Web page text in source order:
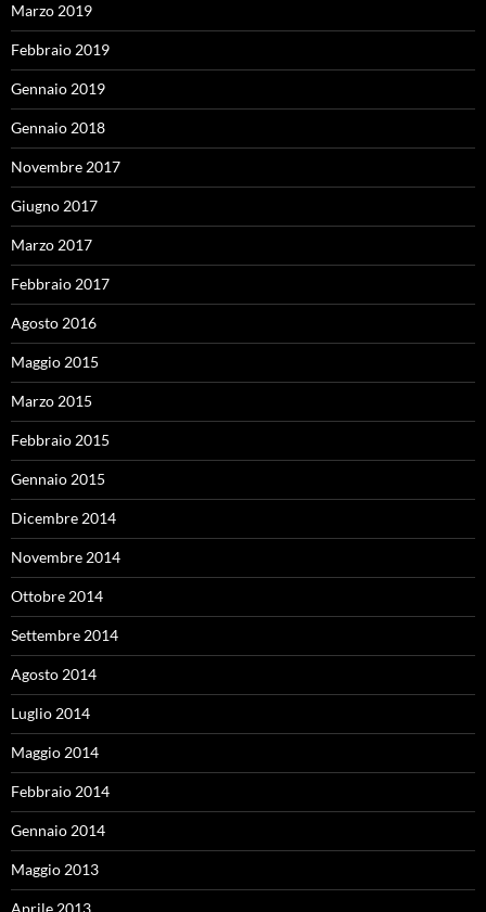
Marzo 2019
Febbraio 2019
Gennaio 2019
Gennaio 2018
Novembre 2017
Giugno 2017
Marzo 2017
Febbraio 2017
Agosto 2016
Maggio 2015
Marzo 2015
Febbraio 2015
Gennaio 2015
Dicembre 2014
Novembre 2014
Ottobre 2014
Settembre 2014
Agosto 2014
Luglio 2014
Maggio 2014
Febbraio 2014
Gennaio 2014
Maggio 2013
Aprile 2013